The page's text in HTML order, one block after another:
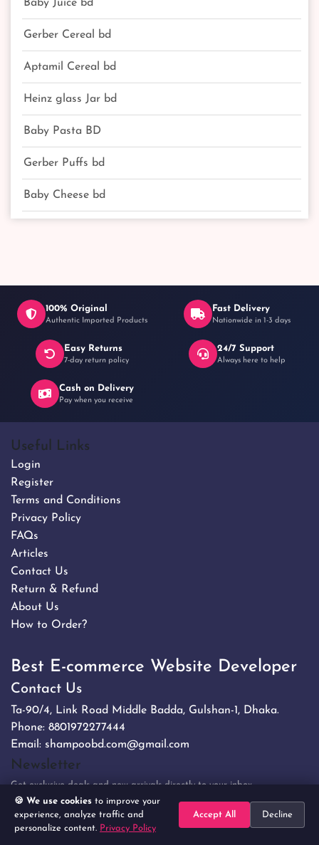
Baby Juice bd
Gerber Cereal bd
Aptamil Cereal bd
Heinz glass Jar bd
Baby Pasta BD
Gerber Puffs bd
Baby Cheese bd
100% Original
Authentic Imported Products
Fast Delivery
Nationwide in 1-3 days
Easy Returns
7-day return policy
24/7 Support
Always here to help
Cash on Delivery
Pay when you receive
Useful Links
Login
Register
Terms and Conditions
Privacy Policy
FAQs
Articles
Contact Us
Return & Refund
About Us
How to Order?
Best E-commerce Website Developer
Contact Us
Ta-90/4, Link Road Middle Badda, Gulshan-1, Dhaka.
Phone: 8801972277444
Email: shampoobd.com@gmail.com
Newsletter
Get exclusive deals and new arrivals directly to your inbox.
Subscribe
🍪 We use cookies to improve your
experience, analyze traffic and
personalize content. Privacy Policy
Accept All Decline
Home Search Categories